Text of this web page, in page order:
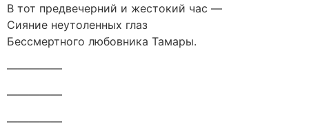
В тот предвечерний и жестокий час —
Сияние неутоленных глаз
Бессмертного любовника Тамары.
—————
—————
—————